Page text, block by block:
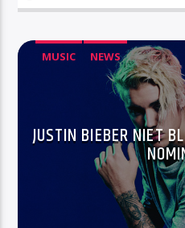
MUSIC NEWS
JUSTIN BIEBER NIET